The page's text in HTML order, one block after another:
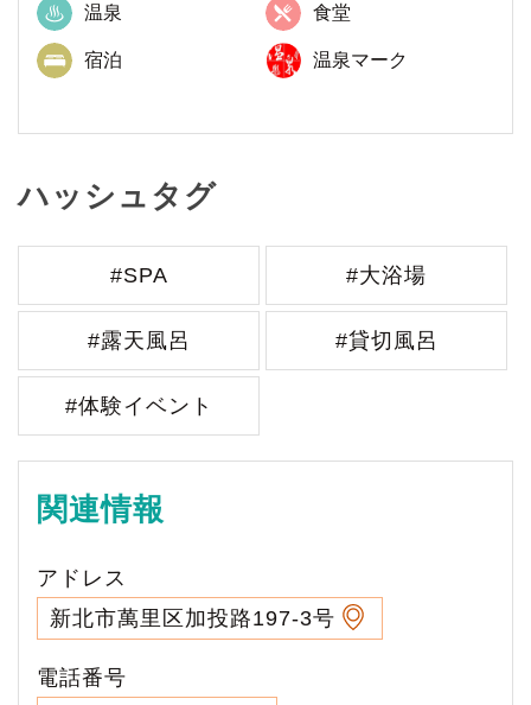
温泉 食堂
宿泊 温泉マーク
ハッシュタグ
#SPA #大浴場
#露天風呂 #貸切風呂
#体験イベント
関連情報
アドレス
新北市萬里区加投路197-3号
電話番号